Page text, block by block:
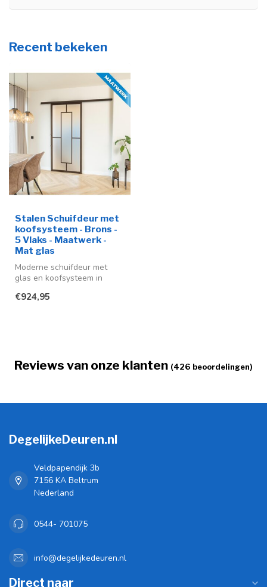
Recent bekeken
Stalen Schuifdeur met
koofsysteem - Brons -
5 Vlaks - Maatwerk -
Mat glas
Moderne schuifdeur met
glas en koofsysteem in
gemaakt...
€924,95
Reviews van onze klanten (426 beoordelingen)
DegelijkeDeuren.nl
Veldpapendijk 3b
7156 KA Beltrum
Nederland
0544- 701075
info@degelijkedeuren.nl
Direct naar